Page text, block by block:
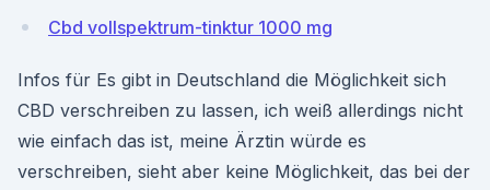
Cbd vollspektrum-tinktur 1000 mg
Infos für Es gibt in Deutschland die Möglichkeit sich
CBD verschreiben zu lassen, ich weiß allerdings nicht
wie einfach das ist, meine Ärztin würde es
verschreiben, sieht aber keine Möglichkeit, das bei der